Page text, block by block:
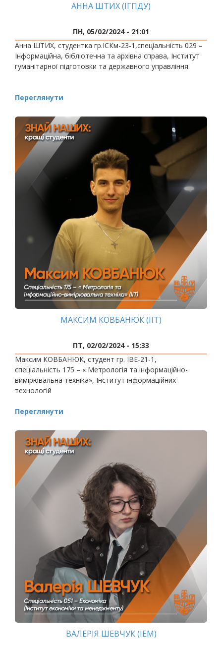
АННА ШТИХ (ІГПДУ)
ПН, 05/02/2024 - 21:01
Анна ШТИХ, студентка гр.ІСКм-23-1,спеціальність 029 –
Інформаційна, бібліотечна та архівна справа, Інститут
гуманітарної підготовки та державного управління.
Переглянути
МАКСИМ КОВБАНЮК (ІІТ)
ПТ, 02/02/2024 - 15:33
Максим КОВБАНЮК, студент гр. ІВЕ-21-1,
спеціальність 175 – « Метрологія та інформаційно-
вимірювальна техніка», Інститут інформаційних
технологій
Переглянути
ВАЛЕРІЯ ШЕВЧУК (ІЕМ)